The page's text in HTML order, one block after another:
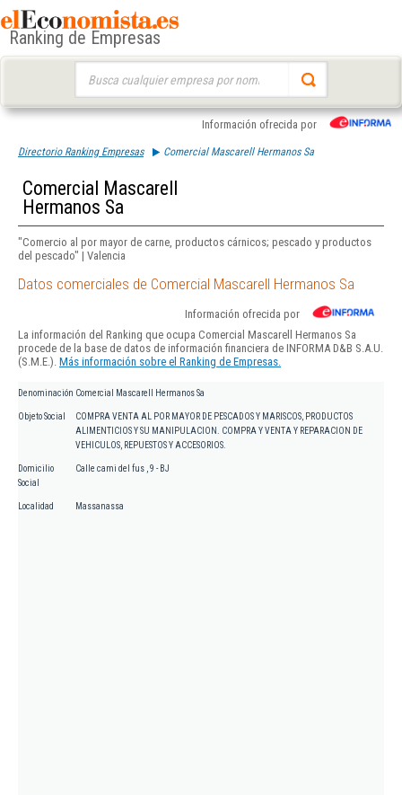
Ranking de Empresas
Información ofrecida por
Directorio Ranking Empresas Comercial Mascarell Hermanos Sa
Comercial Mascarell
Hermanos Sa
"Comercio al por mayor de carne, productos cárnicos; pescado y productos
del pescado" | Valencia
Datos comerciales de Comercial Mascarell Hermanos Sa
Información ofrecida por
La información del Ranking que ocupa Comercial Mascarell Hermanos Sa
procede de la base de datos de información financiera de INFORMA D&B S.A.U.
(S.M.E.). Más información sobre el Ranking de Empresas.
Denominación Comercial Mascarell Hermanos Sa
Objeto Social
COMPRA VENTA AL POR MAYOR DE PESCADOS Y MARISCOS, PRODUCTOS
ALIMENTICIOS Y SU MANIPULACION. COMPRA Y VENTA Y REPARACION DE
VEHICULOS, REPUESTOS Y ACCESORIOS.
Domicilio
Social
Calle cami del fus , 9 - BJ
Localidad Massanassa